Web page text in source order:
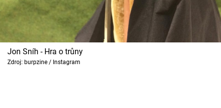
Jon Sníh - Hra o trůny
Zdroj: burpzine / Instagram